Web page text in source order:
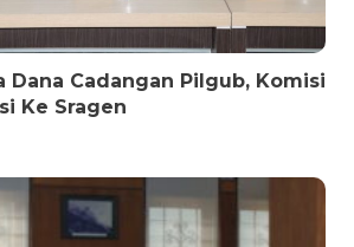
Dana Cadangan Pilgub, Komisi
Ke Sragen